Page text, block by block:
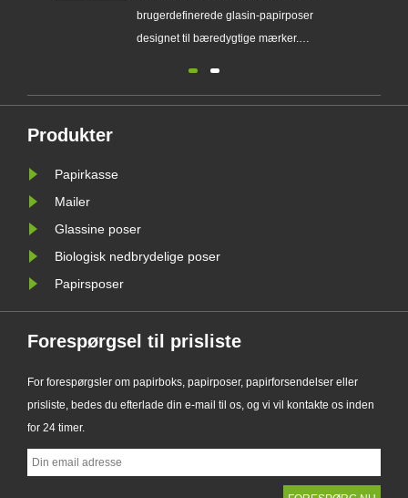
overholdelse
brugerdefinerede glasin-papirposer
designet til bæredygtige mærker.
emballagetrends og hjælper
Produkter
Papirkasse
Mailer
Glassine poser
Biologisk nedbrydelige poser
Papirsposer
Forespørgsel til prisliste
For forespørgsler om papirboks, papirposer, papirforsendelser eller
prisliste, bedes du efterlade din e-mail til os, og vi vil kontakte os inden
for 24 timer.